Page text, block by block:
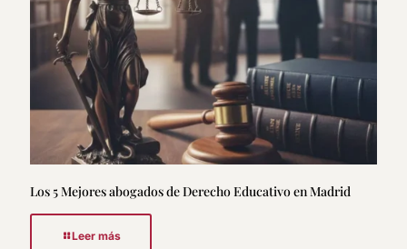
Los 5 Mejores abogados de Derecho Educativo en Madrid
Leer más